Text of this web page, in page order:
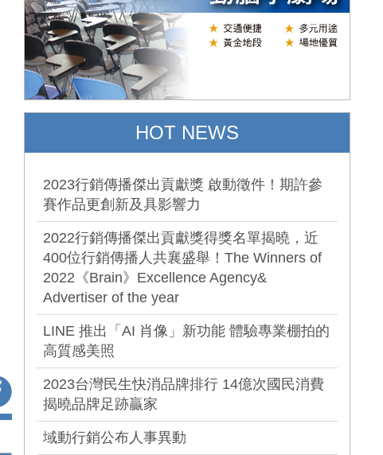
HOT NEWS
2023行銷傳播傑出貢獻獎 啟動徵件！期許參
賽作品更創新及具影響力
2022行銷傳播傑出貢獻獎得獎名單揭曉，近
400位行銷傳播人共襄盛舉！The Winners of
2022《Brain》Excellence Agency&
Advertiser of the year
LINE 推出「AI 肖像」新功能 體驗專業棚拍的
高質感美照
2023台灣民生快消品牌排行 14億次國民消費
揭曉品牌足跡贏家
域動行銷公布人事異動